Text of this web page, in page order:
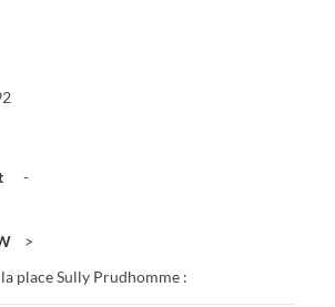
-
place Sully Prudhomme :